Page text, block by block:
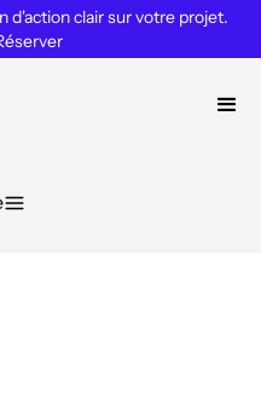
d'action clair sur votre projet.